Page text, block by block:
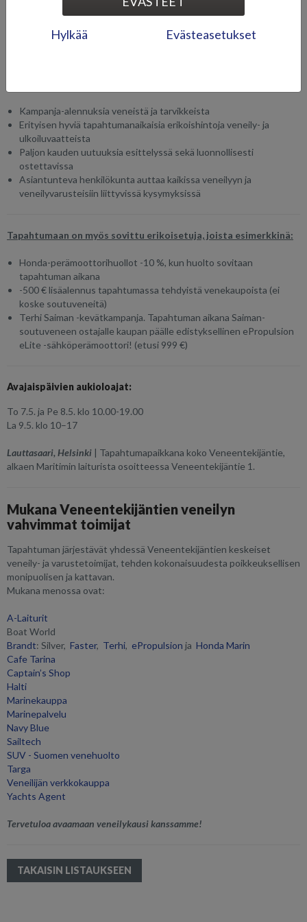
Uutuuksia, varusteita ja kampanjaetuja
Tapahtuma ei ole pelkkiä veneitä ja niihin tutustumista – mukana on
Kampanja-alennuksia veneistä ja tarvikkeista
Erityisen hyviä tapahtumanaikaisia erikoishintoja veneily- ja
ulkoiluvaatteista
Paljon kauden uutuuksia esittelyssä sekä luonnollisesti
ostettavissa
Asiantunteva henkilökunta auttaa kaikissa veneilyyn ja
veneilyvarusteisiin liittyvissä kysymyksissä
Tapahtumaan on myös sovittu erikoisetuja, joista esimerkkinä:
Honda-perämoottorihuollot -10 %, kun huolto sovitaan
tapahtuman aikana
-500 € lisäalennus tapahtumassa tehdyistä venekaupoista (ei
koske soutuveneitä)
Terhi Saiman -kevätkampanja. Tapahtuman aikana Saiman-
soutuveneen ostajalle kaupan päälle edistyksellinen ePropulsion
eLite -sähköperämoottori! (etusi 999 €)
Avajaispäivien aukioloajat:
To 7.5. ja Pe 8.5. klo 10.00-19.00
La 9.5. klo 10–17
Lauttasaari, Helsinki | Tapahtumapaikkana koko Veneentekijäntie,
alkaen Maritimin laiturista osoitteessa Veneentekijäntie 1.
Mukana Veneentekijäntien veneilyn
vahvimmat toimijat
Tapahtuman järjestävät yhdessä Veneentekijäntien keskeiset
veneily- ja varustetoimijat, tehden kokonaisuudesta poikkeuksellisen
monipuolisen ja kattavan.
Mukana menossa ovat:
A-Laiturit
Boat World
Brandt: Silver, Faster, Terhi, ePropulsion ja Honda Marin
Cafe Tarina
Captain’s Shop
Halti
Marinekauppa
Marinepalvelu
Navy Blue
Sailtech
SUV - Suomen venehuolto
Targa
Veneilijän verkkokauppa
Yachts Agent
Tervetuloa avaamaan veneilykausi kanssamme!
TAKAISIN LISTAUKSEEN
Hylkää Evästeasetukset